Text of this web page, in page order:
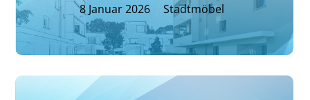
8 Januar 2026 Stadtmöbel